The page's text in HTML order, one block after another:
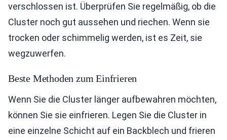
verschlossen ist. Überprüfen Sie regelmäßig, ob die
Cluster noch gut aussehen und riechen. Wenn sie
trocken oder schimmelig werden, ist es Zeit, sie
wegzuwerfen.
Beste Methoden zum Einfrieren
Wenn Sie die Cluster länger aufbewahren möchten,
können Sie sie einfrieren. Legen Sie die Cluster in
eine einzelne Schicht auf ein Backblech und frieren